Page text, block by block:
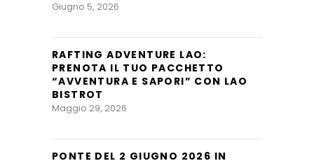
Giugno 5, 2026
RAFTING ADVENTURE LAO:
PRENOTA IL TUO PACCHETTO
“AVVENTURA E SAPORI” CON LAO
BISTROT
Maggio 29, 2026
PONTE DEL 2 GIUGNO 2026 IN